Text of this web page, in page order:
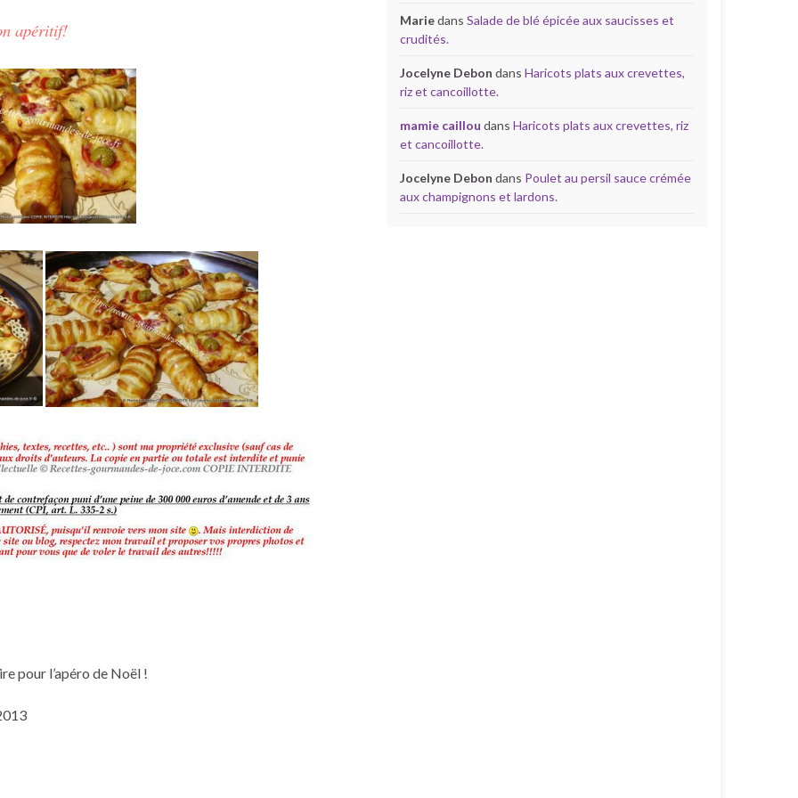
apéritif!
pour l’apéro de Noël !
Mariedans Salade de blé épicée aux saucisses et
crudités.
Jocelyne Debon dans Haricots plats aux crevettes,
riz et cancoillotte.
mamie caillou dans Haricots plats aux crevettes, riz
et cancoillotte.
Jocelyne Debon dans Poulet au persil sauce crémée
aux champignons et lardons.